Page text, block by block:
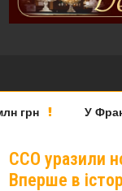
грн У
ССО уразили
Вперше в